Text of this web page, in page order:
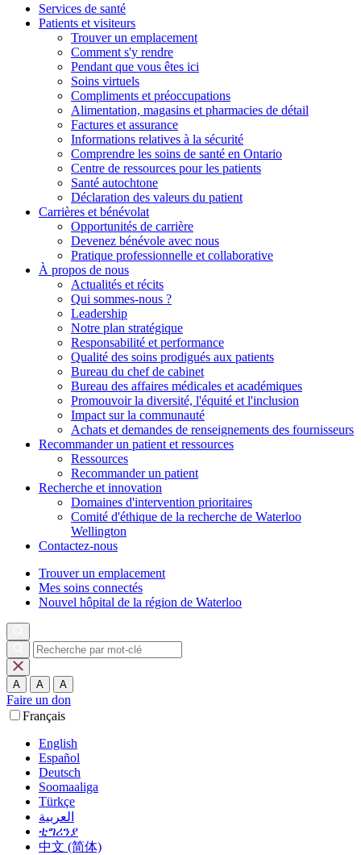
Services de santé
Patients et visiteurs
Trouver un emplacement
Comment s'y rendre
Pendant que vous êtes ici
Soins virtuels
Compliments et préoccupations
Alimentation, magasins et pharmacies de détail
Factures et assurance
Informations relatives à la sécurité
Comprendre les soins de santé en Ontario
Centre de ressources pour les patients
Santé autochtone
Déclaration des valeurs du patient
Carrières et bénévolat
Opportunités de carrière
Devenez bénévole avec nous
Pratique professionnelle et collaborative
À propos de nous
Actualités et récits
Qui sommes-nous ?
Leadership
Notre plan stratégique
Responsabilité et performance
Qualité des soins prodigués aux patients
Bureau du chef de cabinet
Bureau des affaires médicales et académiques
Promouvoir la diversité, l'équité et l'inclusion
Impact sur la communauté
Achats et demandes de renseignements des fournisseurs
Recommander un patient et ressources
Ressources
Recommander un patient
Recherche et innovation
Domaines d'intervention prioritaires
Comité d'éthique de la recherche de Waterloo
Wellington
Contactez-nous
Trouver un emplacement
Mes soins connectés
Nouvel hôpital de la région de Waterloo
A A A
Faire un don
Français
English
Español
Deutsch
Soomaaliga
Türkçe
العربية‏
ቲግሪንያ
中文 (简体)